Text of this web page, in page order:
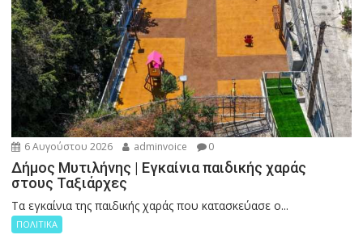
6 Αυγούστου 2026 adminvoice 0
Δήμος Μυτιλήνης | Εγκαίνια παιδικής χαράς
στους Ταξιάρχες
Tα εγκαίνια της παιδικής χαράς που κατασκεύασε ο...
ΠΟΛΙΤΙΚΑ